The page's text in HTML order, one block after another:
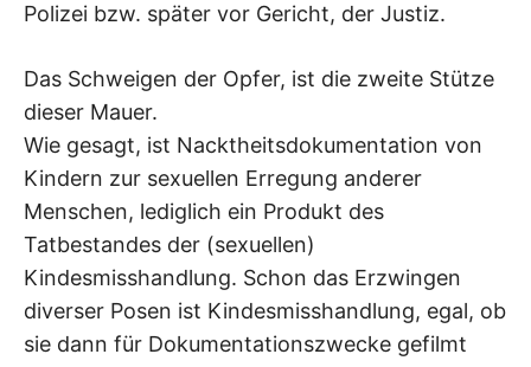
Polizei bzw. später vor Gericht, der Justiz.
Das Schweigen der Opfer, ist die zweite Stütze
dieser Mauer.
Wie gesagt, ist Nacktheitsdokumentation von
Kindern zur sexuellen Erregung anderer
Menschen, lediglich ein Produkt des
Tatbestandes der (sexuellen)
Kindesmisshandlung. Schon das Erzwingen
diverser Posen ist Kindesmisshandlung, egal, ob
sie dann für Dokumentationszwecke gefilmt